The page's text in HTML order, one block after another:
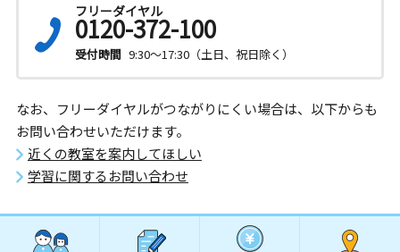
フリーダイヤル
0120-372-100
受付時間 9:30～17:30（土日、祝日除く）
なお、フリーダイヤルがつながりにくい場合は、以下からも
お問い合わせいただけます。
近くの教室を案内してほしい
学習に関するお問い合わせ